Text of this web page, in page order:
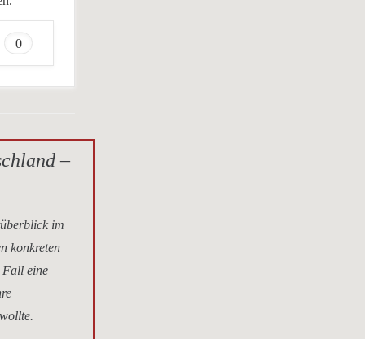
0
–
im
konkreten
Fall eine